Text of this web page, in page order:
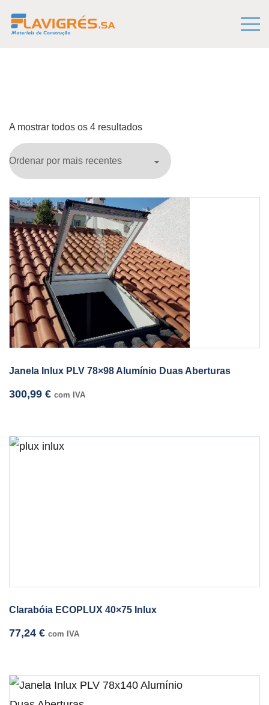
A mostrar todos os 4 resultados
Janela Inlux PLV 78×98 Alumínio Duas Aberturas
300,99 € com IVA
Clarabóia ECOPLUX 40×75 Inlux
77,24 € com IVA